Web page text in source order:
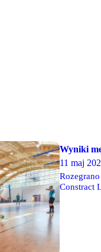
Wyniki
11 maj
Constract